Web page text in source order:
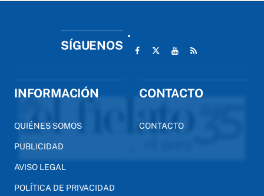
SÍGUENOS
INFORMACIÓN
QUIÉNES SOMOS
PUBLICIDAD
AVISO LEGAL
POLÍTICA DE PRIVACIDAD
CONTACTO
CONTACTO